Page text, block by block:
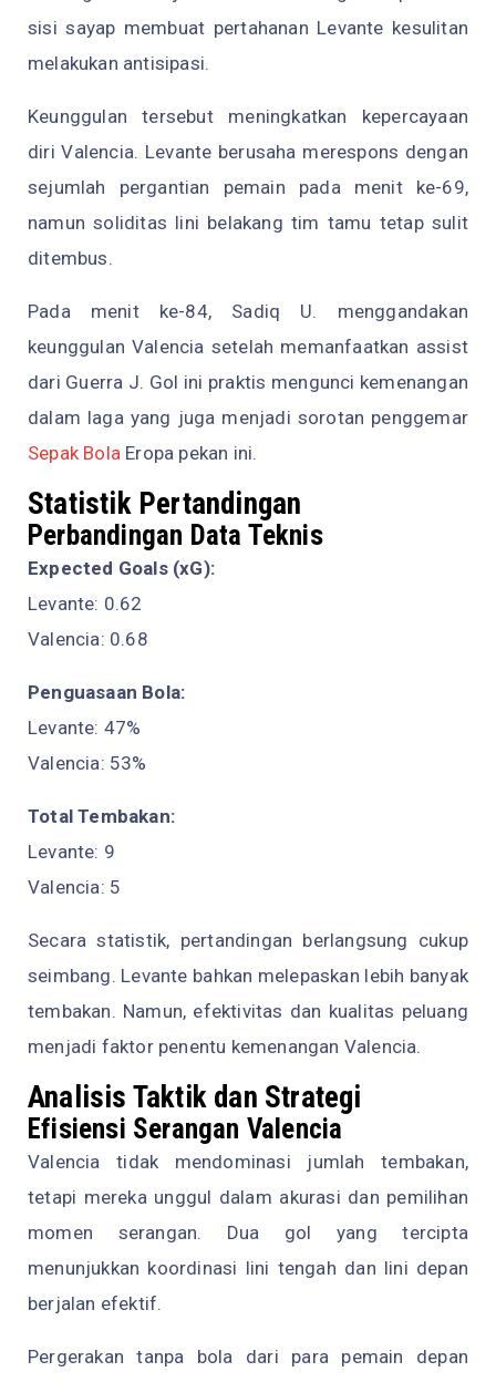
sisi sayap membuat pertahanan Levante kesulitan
melakukan antisipasi.
Keunggulan tersebut meningkatkan kepercayaan
diri Valencia. Levante berusaha merespons dengan
sejumlah pergantian pemain pada menit ke-69,
namun soliditas lini belakang tim tamu tetap sulit
ditembus.
Pada menit ke-84, Sadiq U. menggandakan
keunggulan Valencia setelah memanfaatkan assist
dari Guerra J. Gol ini praktis mengunci kemenangan
dalam laga yang juga menjadi sorotan penggemar
Sepak Bola Eropa pekan ini.
Statistik Pertandingan
Perbandingan Data Teknis
Expected Goals (xG):
Levante: 0.62
Valencia: 0.68
Penguasaan Bola:
Levante: 47%
Valencia: 53%
Total Tembakan:
Levante: 9
Valencia: 5
Secara statistik, pertandingan berlangsung cukup
seimbang. Levante bahkan melepaskan lebih banyak
tembakan. Namun, efektivitas dan kualitas peluang
menjadi faktor penentu kemenangan Valencia.
Analisis Taktik dan Strategi
Efisiensi Serangan Valencia
Valencia tidak mendominasi jumlah tembakan,
tetapi mereka unggul dalam akurasi dan pemilihan
momen serangan. Dua gol yang tercipta
menunjukkan koordinasi lini tengah dan lini depan
berjalan efektif.
Pergerakan tanpa bola dari para pemain depan